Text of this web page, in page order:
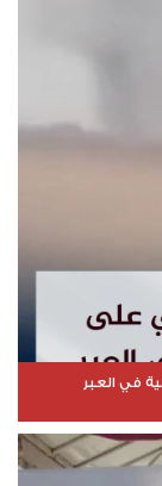
في العبر